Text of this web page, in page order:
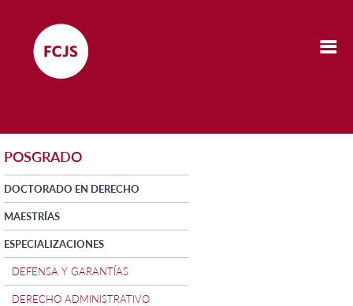
POSGRADO
DOCTORADO EN DERECHO
MAESTRÍAS
ESPECIALIZACIONES
DEFENSA Y GARANTÍAS
DERECHO ADMINISTRATIVO